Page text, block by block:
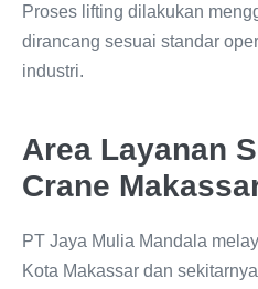
Proses lifting dilakukan
dirancang sesuai standar
industri.
Area Layanan
Crane
PT Jaya Mulia Mandala
Kota Makassar dan